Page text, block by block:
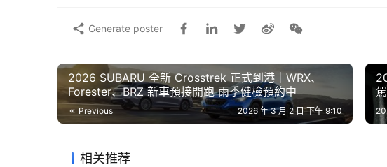
Generate poster
2026 SUBARU 全新 Crosstrek 正式到港｜WRX、
Forester、BRZ 新車預接開跑 雨季健檢預約中
Previous 2026 年 3 月 2 日 下午 9:10
相关推荐